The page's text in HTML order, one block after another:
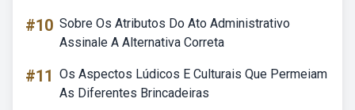
#10 Sobre Os Atributos Do Ato Administrativo
Assinale A Alternativa Correta
#11 Os Aspectos Lúdicos E Culturais Que Permeiam
As Diferentes Brincadeiras